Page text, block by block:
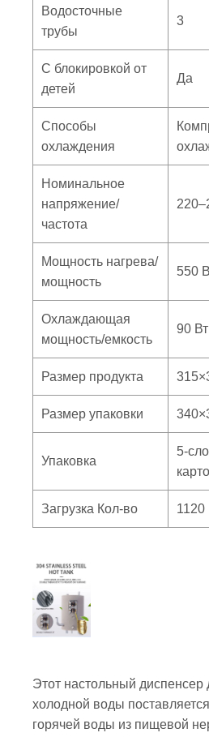
Водосточные
трубы
3
С блокировкой от
детей
Да
Способы
охлаждения
Номинальное
напряжение/
частота
Мощность нагрева/
мощность
550
Охлаждающая
мощность/емкость
90
Размер продукта
Размер упаковки
Упаковка
5-
Загрузка Кол-во 1120
Этот настольный диспенсер
холодной воды
горячей воды из пищевой